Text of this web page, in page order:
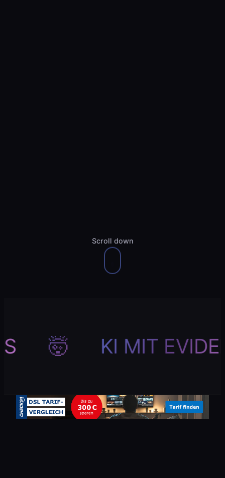
Scroll down
KI MIT EVIDENZ